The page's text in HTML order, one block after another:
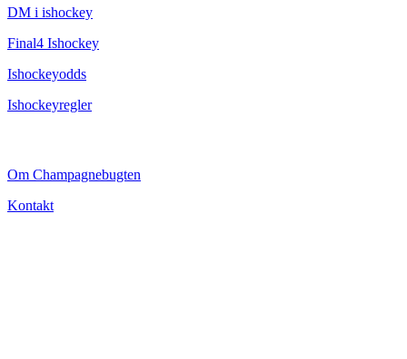
DM i ishockey
Final4 Ishockey
Ishockeyodds
Ishockeyregler
Om Champagnebugten
Kontakt